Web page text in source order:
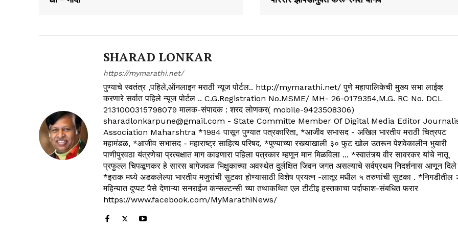
SHARAD LONKAR
https://mymarathi.net/
पुण्याचे स्वतंत्र ,पहिले,ऑनलाइन मराठी न्यूज पोर्टल.. http://mymarathi.net/ पुणे महापालिकेची मुख्य सभा लाईव्ह
करणारे सर्वात पहिले न्यूज पोर्टल .. C.G.Registration No.MSME/ MH- 26-0179354,M.G. RC No. DCL
2131000315798079 मालक-संपादक : शरद लोणकर( mobile-9423508306)
sharadlonkarpune@gmail.com - State Committe Member Of Digital Media Editor
Association Maharshtra *1984 पासून पुण्यात पत्रकारिता, *आजीव सभासद - अखिल भारतीय मराठी चित्रपट
महामंडळ, *आजीव सभासद - महाराष्ट्र साहित्य परिषद, *पुण्याच्या रस्त्याखाली ३० फुट खोल उतरून पेशवेकालीन भुयारी
पाणीपुरवठा यंत्रणेचा प्रत्यक्षात माग काढणारा पहिला पत्रकार म्हणून मान मिळविला ... *स्वातंत्र्य वीर सावरकर यांचे नातू
प्रफुल्ल चिपळूणकर हे सारस बागेजवळ भिक्षुकाच्या अवस्थेत दुर्लक्षित जिवन जगत असल्याचे सर्वप्रथम निदर्शनास आणून दिले
*इराक मध्ये अडकलेल्या भारतीय मजुरांची सुटका होण्यासाठी विशेष प्रयत्न -लातूर मधील ५ तरुणांची सुटका . *निगडीतील
महिन्यात दुप्पट पैसे देणाऱ्या सनराईज कन्सल्टन्सी च्या तथाकथित एल टीटीइ हस्तकाचा पर्दाफाश-संबधित फरार
https://www.facebook.com/MyMarathiNews/